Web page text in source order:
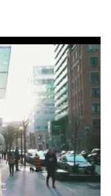
hızlı trenler,